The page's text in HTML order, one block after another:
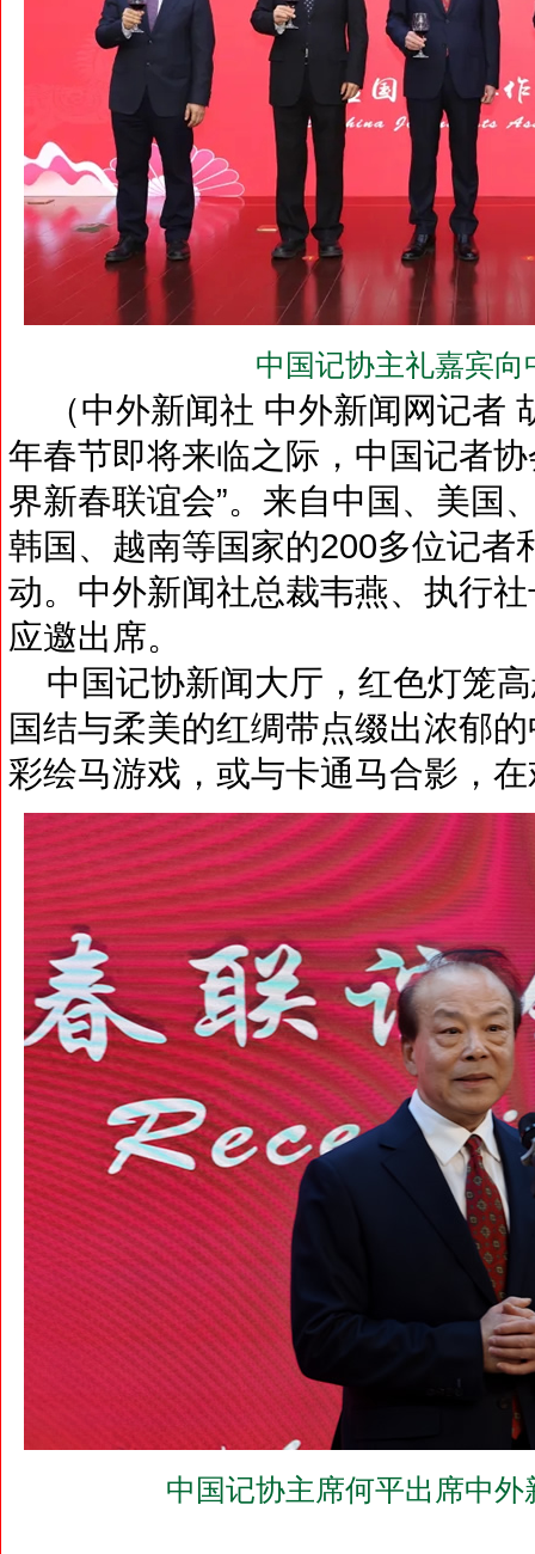
中国记协主礼嘉宾
（中外新闻社 中外新闻网记者
年春节即将来临之际，中国记者
界新春联谊会”。来自中国、美国
韩国、越南等国家的200多位记者
动。中外新闻社总裁韦燕、执行
应邀出席。
中国记协新闻大厅，红色灯笼
国结与柔美的红绸带点缀出浓郁
彩绘马游戏，或与卡通马合影，
中国记协主席何平出席中